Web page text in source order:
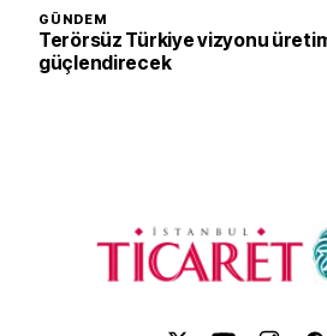
GÜNDEM
Terörsüz Türkiye vizyonu
güçlendirecek